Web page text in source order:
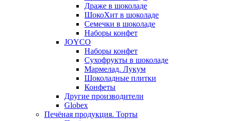
Драже в шоколаде
ШокоХит в шоколаде
Семечки в шоколаде
Наборы конфет
JOYCO
Наборы конфет
Сухофрукты в шоколаде
Мармелад. Лукум
Шоколадные плитки
Конфеты
Другие производители
Globex
Печёная продукция. Торты